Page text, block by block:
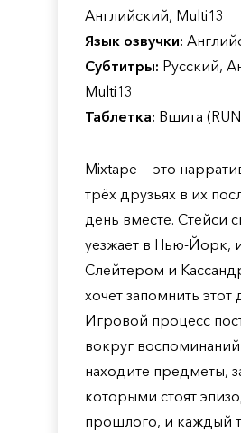
Английский, Multi13
Язык озвучки:
Субтитры: Русский,
Multi13
Таблетка: Вшита
Mixtape — это
трёх друзьях в их
день вместе. Стейси
уезжает в Нью-Йорк,
Слейтером и
хочет запомнить этот
Игровой процесс
вокруг
находите предметы,
которыми стоят
прошлого, и каждый